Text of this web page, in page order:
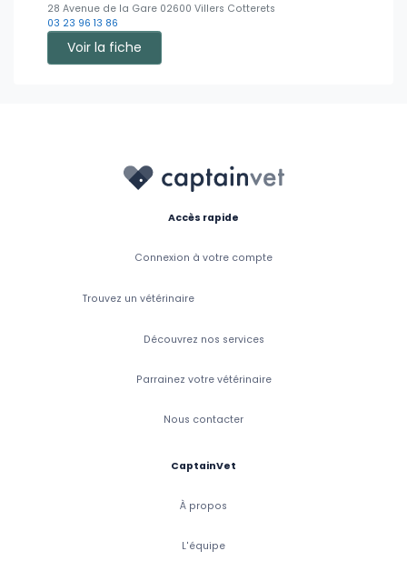
28 Avenue de la Gare 02600 Villers Cotterets
03 23 96 13 86
Voir la fiche
Accès rapide
Connexion à votre compte
Trouvez un vétérinaire
Découvrez nos services
Parrainez votre vétérinaire
Nous contacter
CaptainVet
À propos
L'équipe